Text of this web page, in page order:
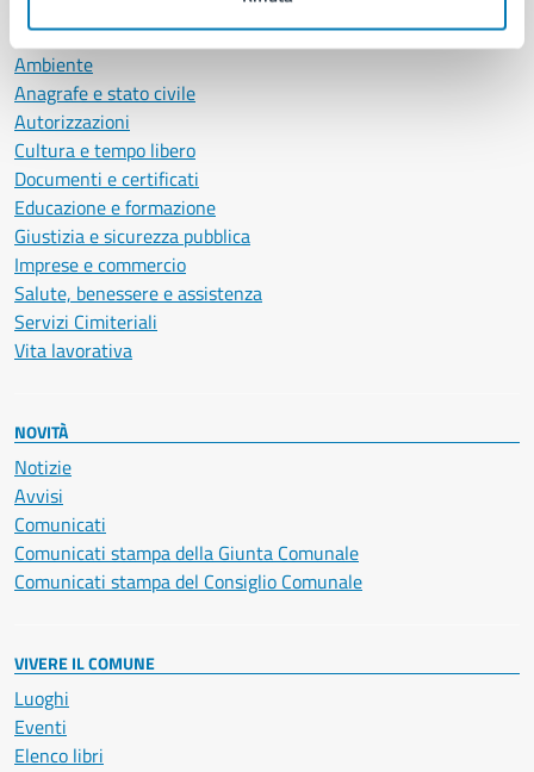
CATEGORIE DI SERVIZIO
Ambiente
Anagrafe e stato civile
Autorizzazioni
Cultura e tempo libero
Documenti e certificati
Educazione e formazione
Giustizia e sicurezza pubblica
Imprese e commercio
Salute, benessere e assistenza
Servizi Cimiteriali
Vita lavorativa
NOVITÀ
Notizie
Avvisi
Comunicati
Comunicati stampa della Giunta Comunale
Comunicati stampa del Consiglio Comunale
VIVERE IL COMUNE
Luoghi
Eventi
Elenco libri